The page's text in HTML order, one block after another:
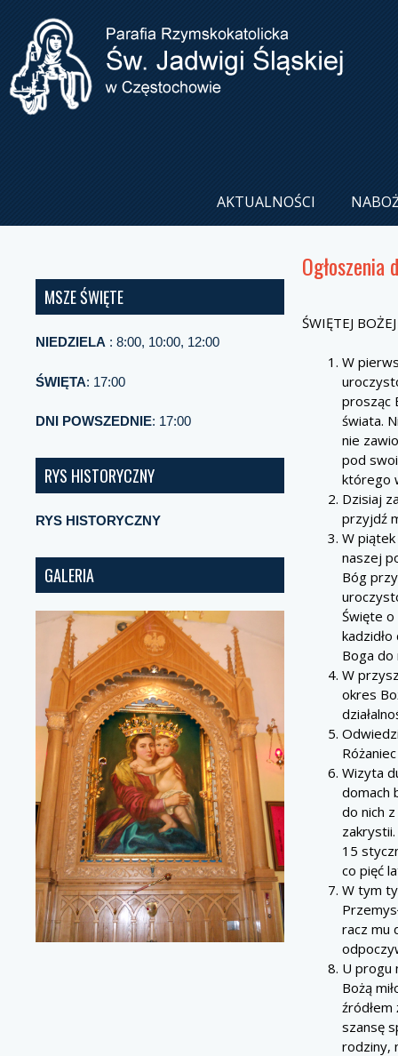
AKTUALNOŚCI
MSZE ŚWIĘTE
NIEDZIELA : 8:00, 10:00, 12:00
ŚWIĘTA: 17:00
DNI POWSZEDNIE: 17:00
RYS HISTORYCZNY
RYS HISTORYCZNY
GALERIA
ŚWIĘTEJ
W
prosząc
świata.
nie
pod
którego
Dzisiaj
przyjdź
W
naszej
Bóg
Święte o
Boga do
W
okres
Wizyta
domach
do nich
15
co pięć
W tym
racz mu
U progu
Bożą
szansę
rodziny,